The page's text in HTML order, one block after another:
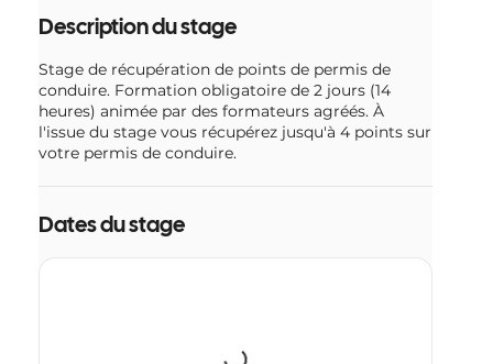
s
p
t
.
Description du stage
Stage de récupération de points de permis de
conduire. Formation obligatoire de 2 jours (14
heures) animée par des formateurs agréés. À
l'issue du stage vous récupérez jusqu'à 4 points sur
votre permis de conduire.
Dates du stage